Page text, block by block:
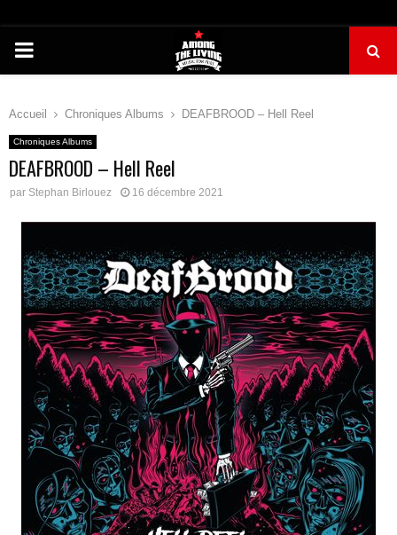
PRIMARY
Accueil Chroniques Albums DEAFBROOD – Hell Reel
Chroniques Albums
DEAFBROOD – Hell Reel
par Stephan Birlouez 16 décembre 2021